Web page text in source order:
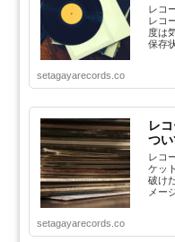
レコ
レコ
度は
保存
setagayarecords.co
レ
つ
レコ
ケッ
破け
メー
setagayarecords.co